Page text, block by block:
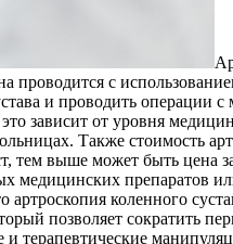
проводится с
и проводить операции
зависит от уровня
Также стоимость
выше может быть цена
медицинских препаратов
коленного
позволяет сократить
и терапевтические